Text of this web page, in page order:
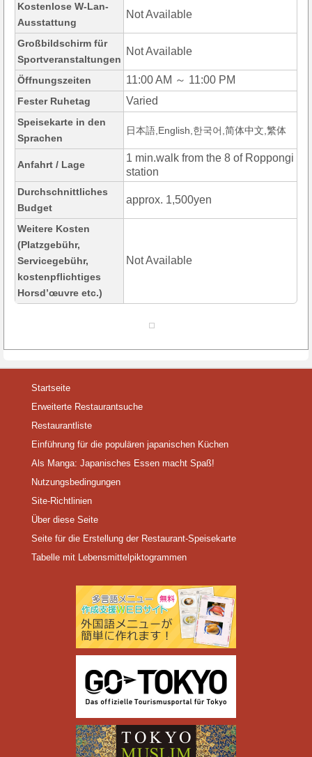
Kostenlose W-Lan-
Ausstattung
Not Available
Großbildschirm für
Sportveranstaltungen
Not Available
Öffnungszeiten 11:00 AM ～ 11:00 PM
Fester Ruhetag Varied
Speisekarte in den
Sprachen
日本語,English,한국어,简体中文,繁体
Anfahrt / Lage
1 min.walk from the 8 of Roppongi
station
Durchschnittliches
Budget
approx. 1,500yen
Weitere Kosten
(Platzgebühr,
Servicegebühr,
kostenpflichtiges
Horsd’œuvre etc.)
Not Available
Startseite
Erweiterte Restaurantsuche
Restaurantliste
Einführung für die populären japanischen Küchen
Als Manga: Japanisches Essen macht Spaß!
Nutzungsbedingungen
Site-Richtlinien
Über diese Seite
Seite für die Erstellung der Restaurant-Speisekarte
Tabelle mit Lebensmittelpiktogrammen